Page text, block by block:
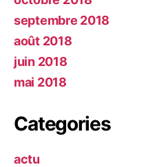
septembre 2018
août 2018
juin 2018
mai 2018
Categories
actu